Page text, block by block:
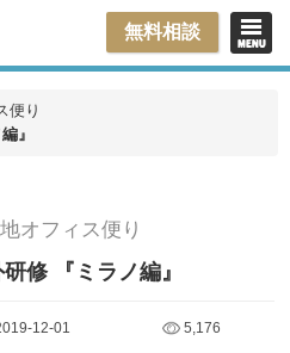
無料相談
便り
』
オフィス便り
修 『ミラノ編』
12-01 5,176